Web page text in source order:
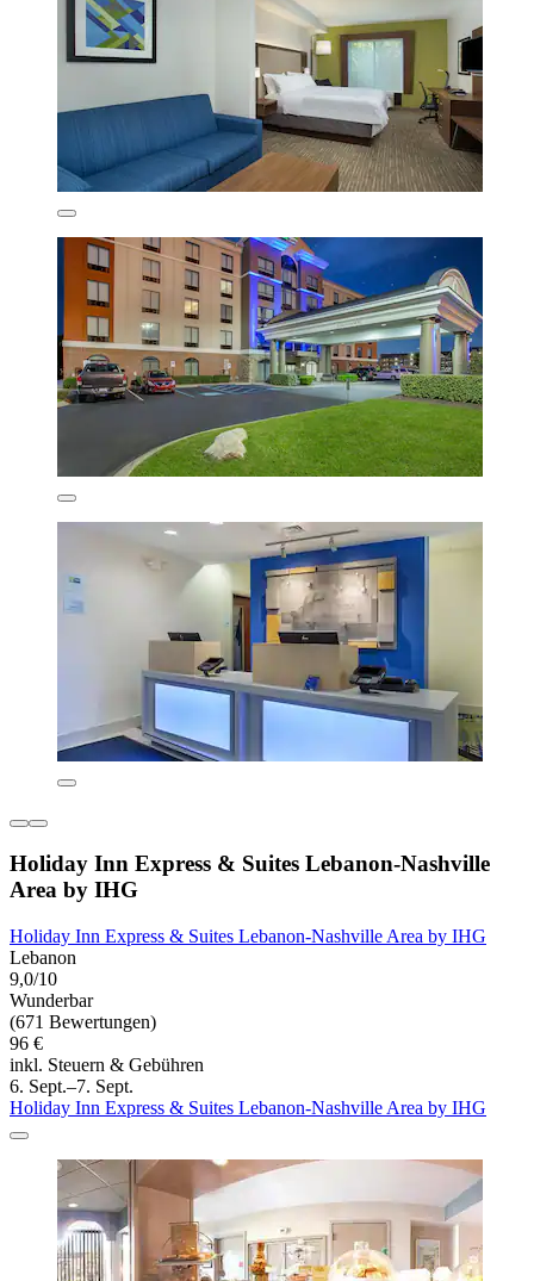
Holiday Inn Express & Suites Lebanon-Nashville
Area by IHG
Holiday Inn Express & Suites Lebanon-Nashville Area by IHG
Lebanon
9,0/10
Wunderbar
(671 Bewertungen)
96 €
inkl. Steuern & Gebühren
6. Sept.–7. Sept.
Holiday Inn Express & Suites Lebanon-Nashville Area by IHG